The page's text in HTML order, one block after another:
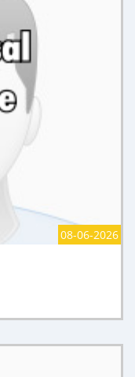
08-06-2026